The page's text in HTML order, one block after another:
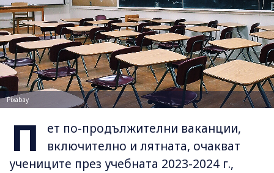
Pixabay
П
ет по-продължителни ваканции,
включително и лятната, очакват
учениците през учебната 2023-2024 г.,